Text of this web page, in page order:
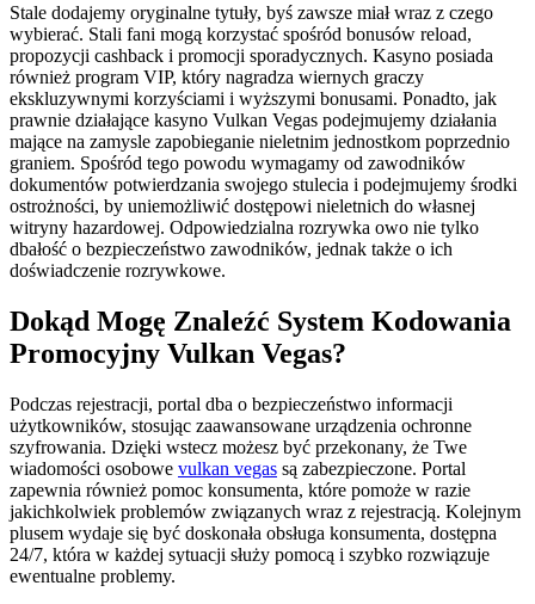
Stale dodajemy oryginalne tytuły, byś zawsze miał wraz z czego
wybierać. Stali fani mogą korzystać spośród bonusów reload,
propozycji cashback i promocji sporadycznych. Kasyno posiada
również program VIP, który nagradza wiernych graczy
ekskluzywnymi korzyściami i wyższymi bonusami. Ponadto, jak
prawnie działające kasyno Vulkan Vegas podejmujemy działania
mające na zamysle zapobieganie nieletnim jednostkom poprzednio
graniem. Spośród tego powodu wymagamy od zawodników
dokumentów potwierdzania swojego stulecia i podejmujemy środki
ostrożności, by uniemożliwić dostępowi nieletnich do własnej
witryny hazardowej. Odpowiedzialna rozrywka owo nie tylko
dbałość o bezpieczeństwo zawodników, jednak także o ich
doświadczenie rozrywkowe.
Dokąd Mogę Znaleźć System Kodowania
Promocyjny Vulkan Vegas?
Podczas rejestracji, portal dba o bezpieczeństwo informacji
użytkowników, stosując zaawansowane urządzenia ochronne
szyfrowania. Dzięki wstecz możesz być przekonany, że Twe
wiadomości osobowe vulkan vegas są zabezpieczone. Portal
zapewnia również pomoc konsumenta, które pomoże w razie
jakichkolwiek problemów związanych wraz z rejestracją. Kolejnym
plusem wydaje się być doskonała obsługa konsumenta, dostępna
24/7, która w każdej sytuacji służy pomocą i szybko rozwiązuje
ewentualne problemy.